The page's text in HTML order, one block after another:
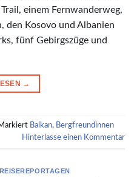
einem Fernwanderweg,
den Kosovo und Albanien
fünf Gebirgszüge und
→
Balkan, Bergfreundinnen
Hinterlasse einen Kommentar
REISEREPORTAGEN